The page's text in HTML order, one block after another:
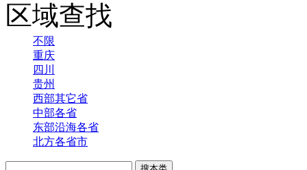
区域查找
不限
重庆
四川
贵州
西部其它省
中部各省
东部沿海各省
北方各省市